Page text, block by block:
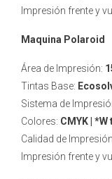
Impresión frente y
Maquina Polaroid
Área de Impresión:
Tintas Base:
Sistema de
Colores: CMYK |
Calidad de
Impresión frente y